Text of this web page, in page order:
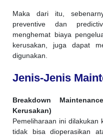
Maka dari itu,
preventive dan
menghemat biaya
kerusakan, juga dapat
digunakan.
Jenis-Jenis
Breakdown
Kerusakan)
Pemeliharaan ini dilakukan
tidak bisa dioperasikan